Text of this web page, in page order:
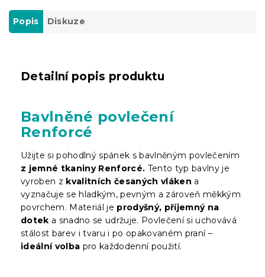
Popis Diskuze
Detailní popis produktu
Bavlněné povlečení
Renforcé
Užijte si pohodlný spánek s bavlněným povlečením
z jemné tkaniny Renforcé. Tento typ bavlny je
vyroben z kvalitních česaných vláken a
vyznačuje se hladkým, pevným a zároveň měkkým
povrchem. Materiál je prodyšný, příjemný na
dotek a snadno se udržuje. Povlečení si uchovává
stálost barev i tvaru i po opakovaném praní –
ideální volba pro každodenní použití.